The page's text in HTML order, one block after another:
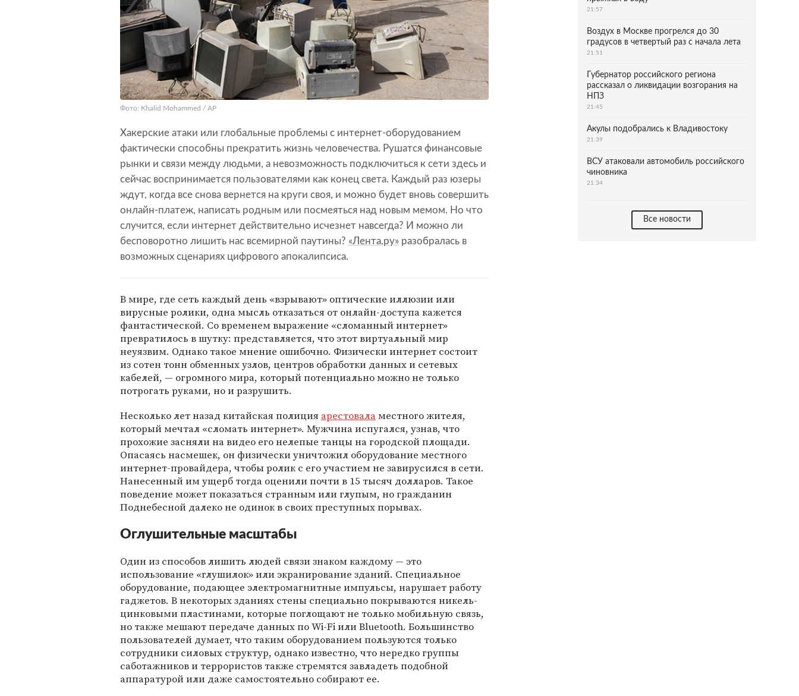
Фото: Khalid Mohammed / AP
Хакерские атаки или глобальные проблемы с интернет-оборудованием
фактически способны прекратить жизнь человечества. Рушатся финансовые
рынки и связи между людьми, а невозможность подключиться к сети здесь и
сейчас воспринимается пользователями как конец света. Каждый раз юзеры
ждут, когда все снова вернется на круги своя, и можно будет вновь совершить
онлайн-платеж, написать родным или посмеяться над новым мемом. Но что
случится, если интернет действительно исчезнет навсегда? И можно ли
бесповоротно лишить нас всемирной паутины? «Лента.ру» разобралась в
возможных сценариях цифрового апокалипсиса.
В мире, где сеть каждый день «взрывают» оптические иллюзии или
вирусные ролики, одна мысль отказаться от онлайн-доступа кажется
фантастической. Со временем выражение «сломанный интернет»
превратилось в шутку: представляется, что этот виртуальный мир
неуязвим. Однако такое мнение ошибочно. Физически интернет состоит
из сотен тонн обменных узлов, центров обработки данных и сетевых
кабелей, — огромного мира, который потенциально можно не только
потрогать руками, но и разрушить.
Несколько лет назад китайская полиция арестовала местного жителя,
который мечтал «сломать интернет». Мужчина испугался, узнав, что
прохожие засняли на видео его нелепые танцы на городской площади.
Опасаясь насмешек, он физически уничтожил оборудование местного
интернет-провайдера, чтобы ролик с его участием не завирусился в сети.
Нанесенный им ущерб тогда оценили почти в 15 тысяч долларов. Такое
поведение может показаться странным или глупым, но гражданин
Поднебесной далеко не одинок в своих преступных порывах.
Оглушительные масштабы
Один из способов лишить людей связи знаком каждому — это
использование «глушилок» или экранирование зданий. Специальное
оборудование, подающее электромагнитные импульсы, нарушает работу
гаджетов. В некоторых зданиях стены специально покрываются никель-
цинковыми пластинами, которые поглощают не только мобильную связь,
но также мешают передаче данных по Wi-Fi или Bluetooth. Большинство
пользователей думает, что таким оборудованием пользуются только
сотрудники силовых структур, однако известно, что нередко группы
саботажников и террористов также стремятся завладеть подобной
аппаратурой или даже самостоятельно собирают ее.
21:57
Воздух в Москве прогрелся до 30
градусов в четвертый раз с начала лета
21:51
Губернатор российского региона
рассказал о ликвидации возгорания на
НПЗ
21:45
Акулы подобрались к Владивостоку
21:39
ВСУ атаковали автомобиль российского
чиновника
21:34
Все новости